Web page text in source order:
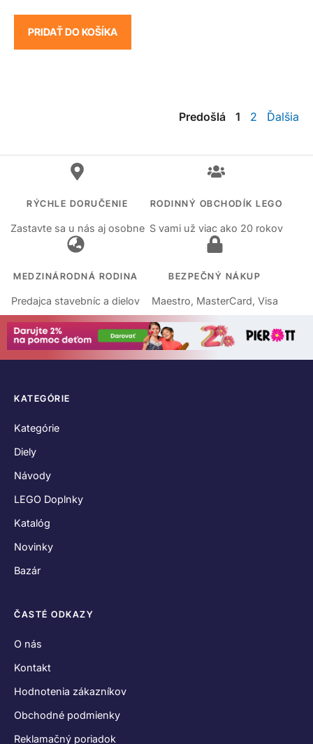
PRIDAŤ DO KOŠÍKA
Predošlá 1 2 Ďalšia
RÝCHLE DORUČENIE
Zastavte sa u nás aj osobne
RODINNÝ OBCHODÍK LEGO
S vami už viac ako 20 rokov
MEDZINÁRODNÁ RODINA
Predajca stavebníc a dielov
BEZPEČNÝ NÁKUP
Maestro, MasterCard, Visa
KATEGÓRIE
Kategórie
Diely
Návody
LEGO Doplnky
Katalóg
Novinky
Bazár
ČASTÉ ODKAZY
O nás
Kontakt
Hodnotenia zákazníkov
Obchodné podmienky
Reklamačný poriadok